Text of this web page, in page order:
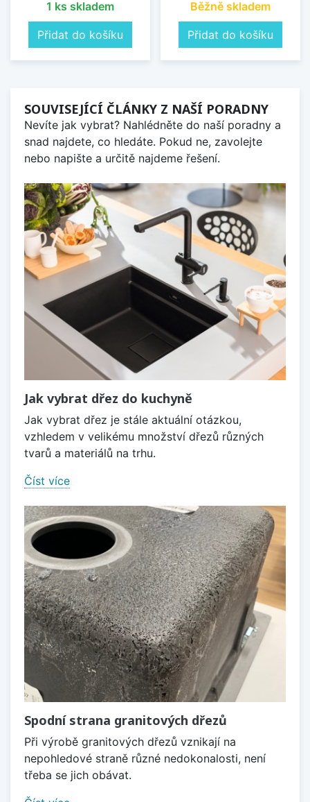
1 ks skladem
Přidat do košíku
Běžně skladem
Přidat do košíku
SOUVISEJÍCÍ ČLÁNKY Z NAŠÍ PORADNY
Nevíte jak vybrat? Nahlédněte do naší poradny a
snad najdete, co hledáte. Pokud ne, zavolejte
nebo napište a určitě najdeme řešení.
Jak vybrat dřez do kuchyně
Jak vybrat dřez je stále aktuální otázkou,
vzhledem v velikému množství dřezů různých
tvarů a materiálů na trhu.
Číst více
Spodní strana granitových dřezů
Při výrobě granitových dřezů vznikají na
nepohledové straně různé nedokonalosti, není
třeba se jich obávat.